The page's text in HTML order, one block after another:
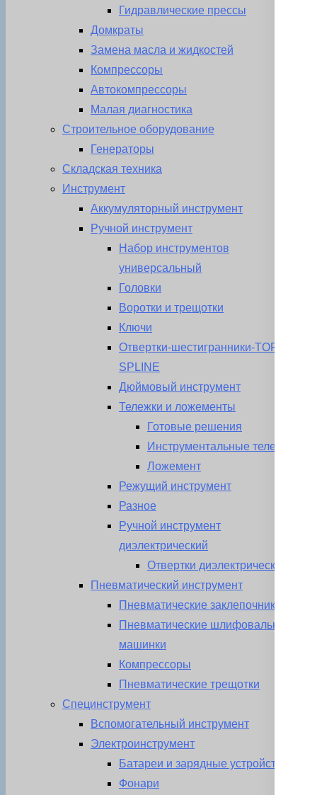
Гидравлические прессы
Домкраты
Замена масла и жидкостей
Компрессоры
Автокомпрессоры
Малая диагностика
Строительное оборудование
Генераторы
Складская техника
Инструмент
Аккумуляторный инструмент
Ручной инструмент
Набор инструментов
универсальный
Головки
Воротки и трещотки
Ключи
Отвертки-шестигранники-TORX-
SPLINE
Дюймовый инструмент
Тележки и ложементы
Готовые решения
Инструментальные тележки
Ложемент
Режущий инструмент
Разное
Ручной инструмент
диэлектрический
Отвертки диэлектрические
Пневматический инструмент
Пневматические заклепочники
Пневматические шлифовальные
машинки
Компрессоры
Пневматические трещотки
Специнструмент
Вспомогательный инструмент
Электроинструмент
Батареи и зарядные устройства
Фонари